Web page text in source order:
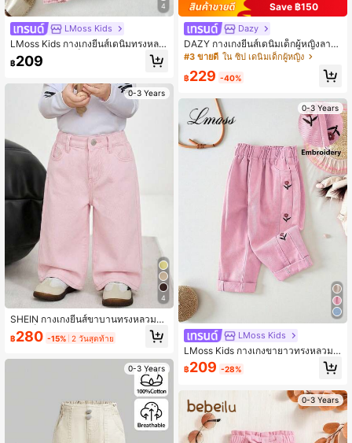
4
LMoss Kids
LMoss Kids กางเกงยีนส์เดนิมทรงหลว
มลำลองสำหรับเด็กผู้หญิง มีกระเป๋าและ
ปักลายดอกไม้
฿209
0-3 Years
4
SHEIN กางเกงยีนส์ขาบานทรงหลวมสำ
หรับเด็กผู้หญิงมีกระเป๋า
฿280 -15% 2 วันสุดท้าย
0-3 Years
Save ฿150
Dazy
DAZY กางเกงยีนส์เดนิมเด็กผู้หญิงลาย
หัวใจฟอกแบบสบายๆ ทรงหลวมแบบผ่
#3 ขายดี ใน ซิป เดนิมเด็กผู้หญิง
฿229 -40%
0-3 Years
LMoss Kids
LMoss Kids กางเกงขายาวทรงหลวมป
ลายสอบผ้าเดนิมสีขากีปักลายดอกไม้สำ
หรับเด็กผู้หญิง
฿209 -28%
0-3 Years